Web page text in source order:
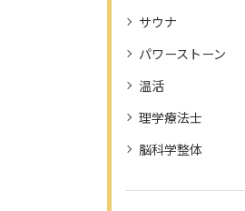
サウナ
パワーストーン
温活
理学療法士
脳科学整体